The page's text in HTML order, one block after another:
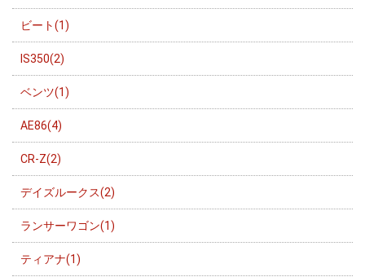
ビート(1)
IS350(2)
ベンツ(1)
AE86(4)
CR-Z(2)
デイズルークス(2)
ランサーワゴン(1)
ティアナ(1)